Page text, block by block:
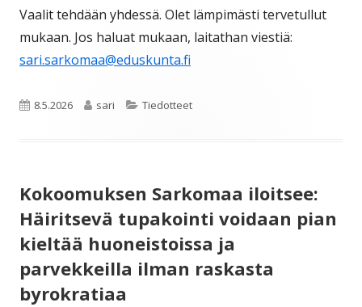
Vaalit tehdään yhdessä. Olet lämpimästi tervetullut
mukaan. Jos haluat mukaan, laitathan viestiä:
sari.sarkomaa@eduskunta.fi
Julkaistu
8.5.2026 Kirjoittaja
sari Kategoriat
Tiedotteet
Kokoomuksen Sarkomaa iloitsee:
Häiritsevä tupakointi voidaan pian
kieltää huoneistoissa ja
parvekkeilla ilman raskasta
byrokratiaa